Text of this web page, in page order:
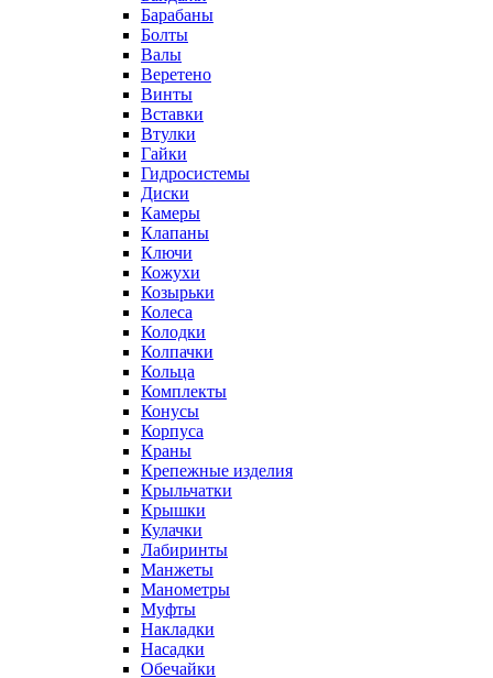
Барабаны
Болты
Валы
Веретено
Винты
Вставки
Втулки
Гайки
Гидросистемы
Диски
Камеры
Клапаны
Ключи
Кожухи
Козырьки
Колеса
Колодки
Колпачки
Кольца
Комплекты
Конусы
Корпуса
Краны
Крепежные изделия
Крыльчатки
Крышки
Кулачки
Лабиринты
Манжеты
Манометры
Муфты
Накладки
Насадки
Обечайки